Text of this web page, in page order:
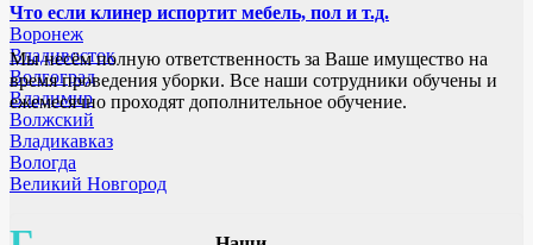
Воронеж
Владивосток
Волгоград
Владимир
Волжский
Владикавказ
Вологда
Великий Новгород
Что если клинер испортит мебель, пол и т.д.
Мы несём полную ответственность за Ваше имущество на
время проведения уборки. Все наши сотрудники обучены и
ежемесячно проходят дополнительное обучение.